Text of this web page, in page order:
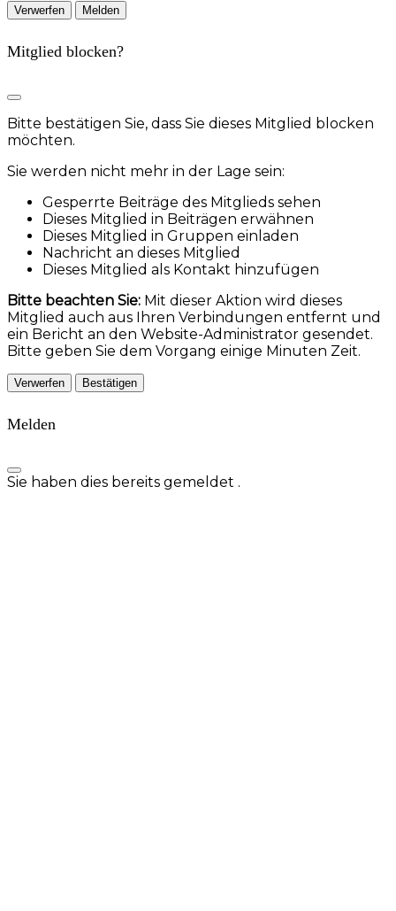
Melden
Mitglied blocken?
Bitte bestätigen Sie, dass Sie dieses Mitglied blocken
möchten.
Sie werden nicht mehr in der Lage sein:
Gesperrte Beiträge des Mitglieds sehen
Dieses Mitglied in Beiträgen erwähnen
Dieses Mitglied in Gruppen einladen
Nachricht an dieses Mitglied
Dieses Mitglied als Kontakt hinzufügen
Bitte beachten Sie: Mit dieser Aktion wird dieses
Mitglied auch aus Ihren Verbindungen entfernt und
ein Bericht an den Website-Administrator gesendet.
Bitte geben Sie dem Vorgang einige Minuten Zeit.
Bestätigen
Melden
Sie haben dies bereits gemeldet .